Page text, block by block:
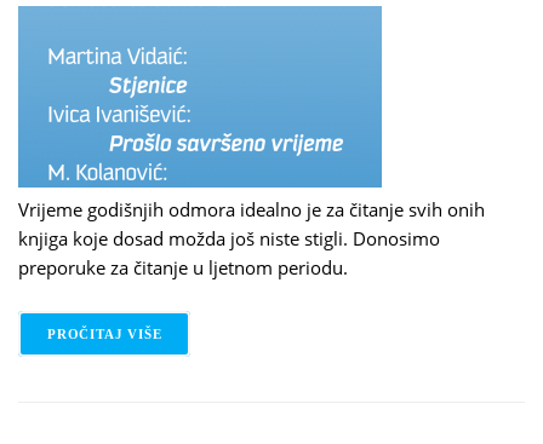
Vrijeme godišnjih odmora idealno je za čitanje svih onih
knjiga koje dosad možda još niste stigli. Donosimo
preporuke za čitanje u ljetnom periodu.
PROČITAJ VIŠE